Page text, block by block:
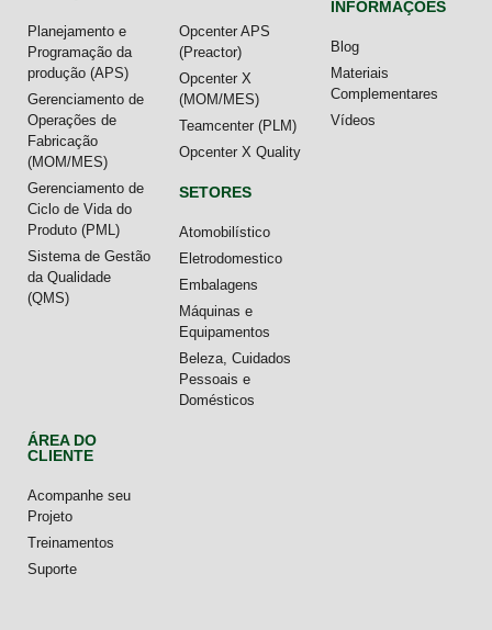
Planejamento e
Programação da
produção (APS)
Gerenciamento de
Operações de
Fabricação
(MOM/MES)
Gerenciamento de
Ciclo de Vida do
Produto (PML)
Sistema de Gestão
da Qualidade
(QMS)
Opcenter APS
(Preactor)
Opcenter X
(MOM/MES)
Teamcenter (PLM)
Opcenter X Quality
SETORES
Atomobilístico
Eletrodomestico
Embalagens
Máquinas e
Equipamentos
Beleza, Cuidados
Pessoais e
Domésticos
INFORMAÇÕES
Blog
Materiais
Complementares
Vídeos
ÁREA DO
CLIENTE
Acompanhe seu
Projeto
Treinamentos
Suporte